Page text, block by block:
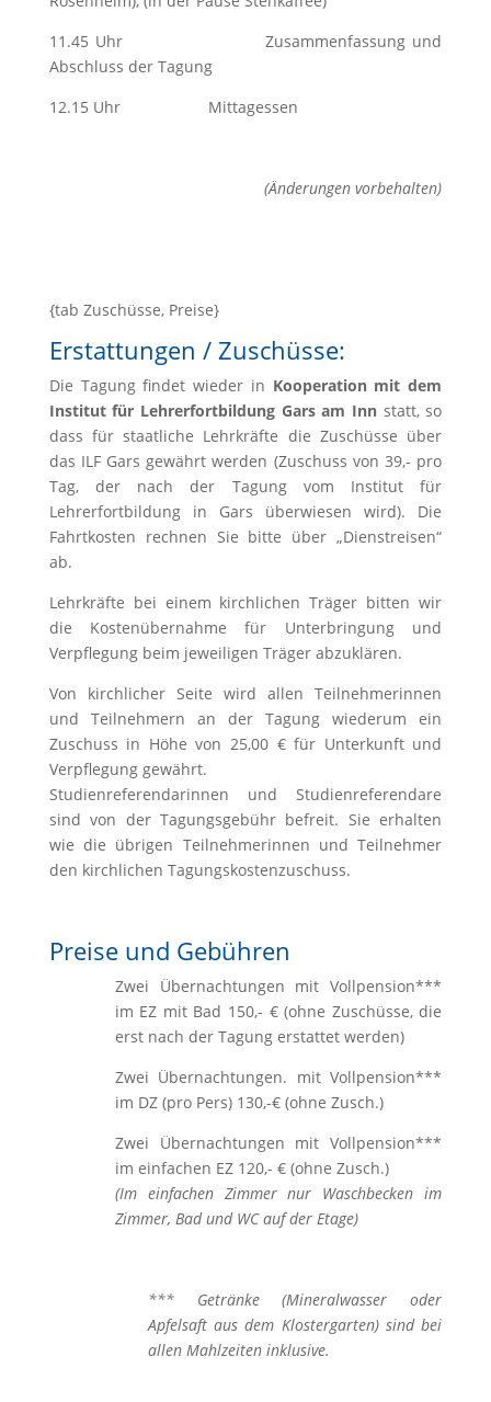
11.45 Uhr Zusammenfassung und
Abschluss der Tagung
12.15 Uhr Mittagessen
(Änderungen vorbehalten)
{tab Zuschüsse, Preise}
Erstattungen / Zuschüsse:
Die Tagung findet wieder in Kooperation mit dem
Institut für Lehrerfortbildung Gars am Innstatt, so
dass für staatliche Lehrkräfte die Zuschüsse über
das ILF Gars gewährt werden (Zu­schuss von 39,- pro
Tag, der nach der Tagung vom Institut für
Lehrerfortbildung in Gars überwiesen wird). Die
Fahrtkosten rechnen Sie bitte über „Dienstreisen“
ab.
Lehrkräfte bei einem kirchlichen Träger bitten wir
die Kostenübernahme für Unterbringung und
Verpflegung beim jeweiligen Träger abzuklären.
Von kirchlicher Seite wird allen Teilnehmerinnen
und Teilnehmern an der Tagung wiederum ein
Zuschuss in Höhe von 25,00 € für Unter­kunft und
Verpflegung gewährt.
Studienreferendarinnen und Studienreferendare
sind von der Tagungsgebühr befreit. Sie erhalten
wie die übrigen Teilnehmerinnen und Teilnehmer
den kirchlichen Tagungskostenzuschuss.
Preise und Gebühren
Zwei Übernachtungen mit Vollpension***
im EZ mit Bad 150,- € (ohne Zuschüsse, die
erst nach der Tagung erstattet werden)
Zwei Übernachtungen. mit Vollpension***
im DZ (pro Pers) 130,-€ (ohne Zusch.)
Zwei Übernachtungen mit Vollpension***
im einfachen EZ 120,- € (ohne Zusch.)
(Im einfachen Zimmer nur Waschbecken im
Zimmer, Bad und WC auf der Etage)
*** Getränke (Mineralwasser oder
Apfelsaft aus dem Klostergarten) sind bei
allen Mahlzeiten inklusive.